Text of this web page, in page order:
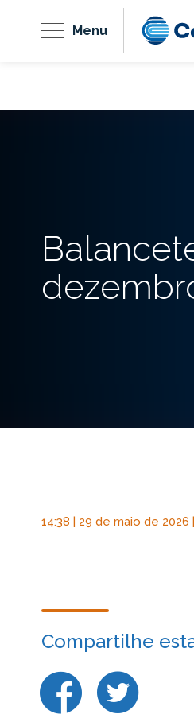
Menu
14:38 | 29 de maio de
Compartilhe